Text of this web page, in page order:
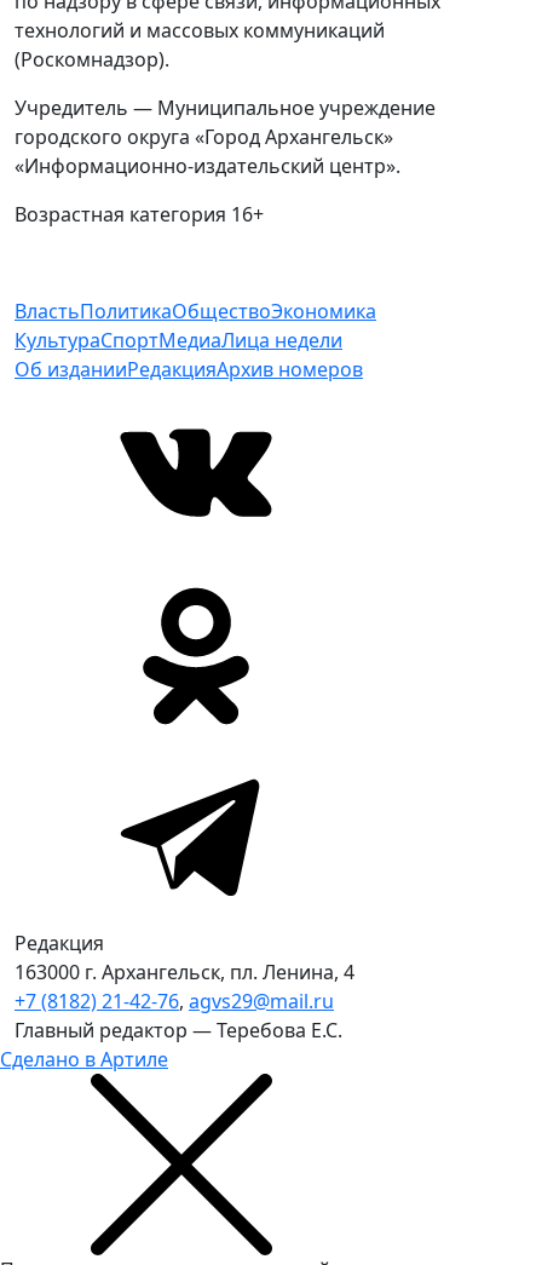
технологий и массовых коммуникаций
(Роскомнадзор).
Учредитель — Муниципальное учреждение
городского округа «Город Архангельск»
«Информационно-издательский центр».
Возрастная категория 16+
ВластьПолитикаОбществоЭкономика
КультураСпортМедиаЛица недели
Об изданииРедакцияАрхив номеров
Редакция
163000 г. Архангельск, пл. Ленина, 4
+7 (8182) 21-42-76, agvs29@mail.ru
Главный редактор — Теребова Е.С.
Сделано в Артиле